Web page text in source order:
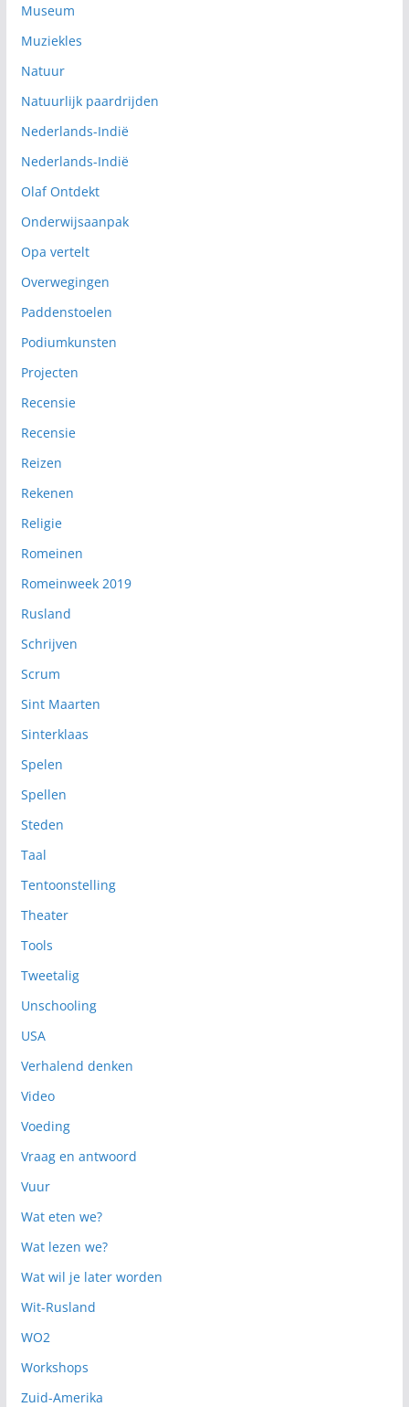
Museum
Muziekles
Natuur
Natuurlijk paardrijden
Nederlands-Indië
Nederlands-Indië
Olaf Ontdekt
Onderwijsaanpak
Opa vertelt
Overwegingen
Paddenstoelen
Podiumkunsten
Projecten
Recensie
Recensie
Reizen
Rekenen
Religie
Romeinen
Romeinweek 2019
Rusland
Schrijven
Scrum
Sint Maarten
Sinterklaas
Spelen
Spellen
Steden
Taal
Tentoonstelling
Theater
Tools
Tweetalig
Unschooling
USA
Verhalend denken
Video
Voeding
Vraag en antwoord
Vuur
Wat eten we?
Wat lezen we?
Wat wil je later worden
Wit-Rusland
WO2
Workshops
Zuid-Amerika